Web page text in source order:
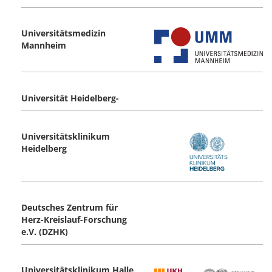
Universitätsmedizin
Mannheim
Universität Heidelberg-
Universitätsklinikum
Heidelberg
Deutsches Zentrum für
Herz-Kreislauf-Forschung
e.V. (DZHK)